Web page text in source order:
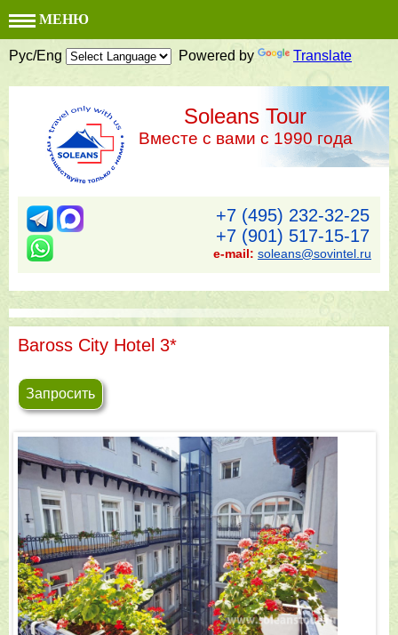
МЕНЮ
Рус/Eng Powered by Translate
Soleans Tour
Вместе с вами с 1990 года
+7 (495) 232-32-25
+7 (901) 517-15-17
e-mail: soleans@sovintel.ru
Baross City Hotel 3*
Запросить